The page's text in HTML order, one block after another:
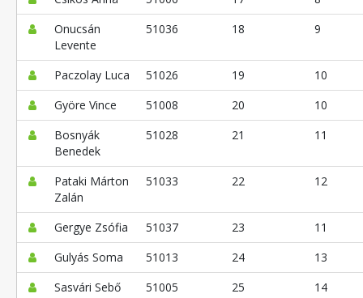
Onucsán
Levente
51036 18 9
Paczolay Luca 51026 19
10
Györe Vince
51008 20
10
Bosnyák
Benedek
51028 21 11
Pataki Márton
Zalán
51033 22 12
Gergye Zsófia 51037 23
11
Gulyás Soma
51013 24
13
Sasvári Sebő
51005 25 14